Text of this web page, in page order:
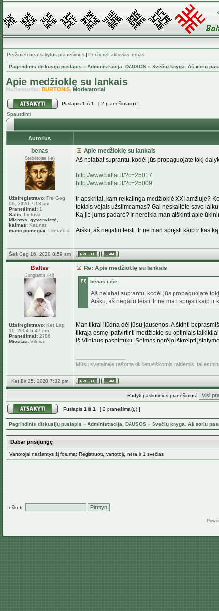
Peržiūrėti neatsakytus pranešimus | Peržiūrėti aktyvias temas
Pagrindinis diskusijų puslapis » Administracija, DAUSOS » Svečių knyga. Aš noriu
Apie medžioklę su lankais
Moderatoriai: BURTONIS, Moderatoriai
Puslapis 1 iš 1
[ 2 pranešimai(ų) ]
Spausdinti
Autorius
benas
Stebėtojas (-a)
Užsiregistravo: Tre Geg
06, 2020 7:13 am
Pranešimai: 1
Šalis: Lietuva
Miestas, gyvenvietė,
kaimas: Kaunas
mano pomėgiai: Literatūra
Apie medžioklę su lankais
Aš nelabai suprantu, kodėl jūs propaguojate tokį
http://www.baltai.lt/?p=25017
http://www.baltai.lt/?p=25009
Ir apskritai, kam reikalinga medžioklė XXI amžiuje?
tokiais vėjais užsiimdamas? Gal neskaitėte savo
Ką jie jums padarė? Ir nereikia man aiškinti apie
Aišku, aš negaliu teisti. Ir ne man spręsti kaip ir kas
Šeš Geg 16, 2020 8:59 am
Baltas
Jungiantis (-ti)
Užsiregistravo: Ket Lap
11, 2004 6:47 pm
Pranešimai: 2786
Miestas: Vilnius
Re: Apie medžioklę su lankais
benas rašė:
Aš nelabai suprantu, kodėl jūs propaguojate
Aišku, aš negaliu teisti. Ir ne man spręsti kaip
Man tikrai liūdna dėl jūsų jausenos. Aiškinti
tikrąją esmę, patvirtinti medžioklę su optiniais
iš Vilniaus paspirtuku. Seimas norėjo iškreipti
Mūsų svetainėje rašoma tik lietuviškomis raidėmis, tai
Ket Bir 25, 2020 7:32 pm
Rodyti paskutinius pranešimus:
Puslapis 1 iš 1 [ 2 pranešimai(ų) ]
Pagrindinis diskusijų puslapis » Administracija, DAUSOS » Svečių knyga. Aš noriu
Dabar prisijungę
Vartotojai naršantys šį forumą: Registruotų vartotojų nėra ir 1 svečias
Ieškoti: